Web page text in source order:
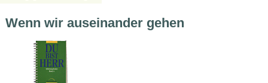
Wenn wir auseinander gehen